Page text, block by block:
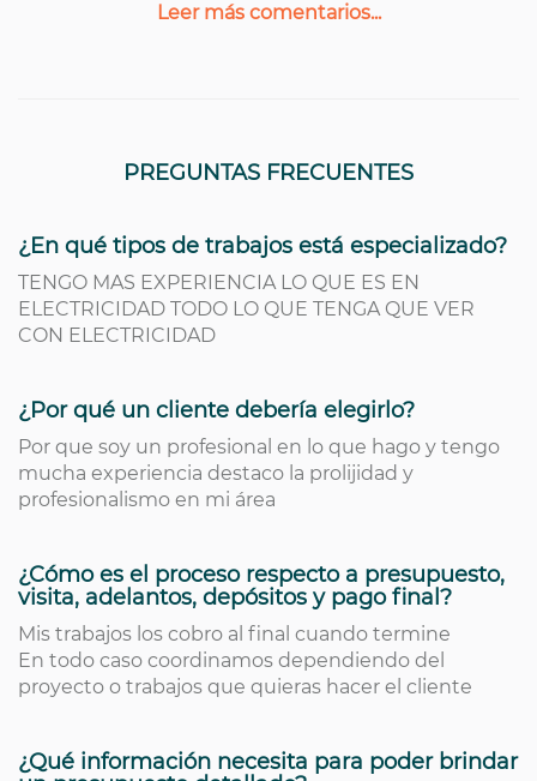
Leer más comentarios...
PREGUNTAS FRECUENTES
¿En qué tipos de trabajos está especializado?
TENGO MAS EXPERIENCIA LO QUE ES EN
ELECTRICIDAD TODO LO QUE TENGA QUE VER
CON ELECTRICIDAD
¿Por qué un cliente debería elegirlo?
Por que soy un profesional en lo que hago y tengo
mucha experiencia destaco la prolijidad y
profesionalismo en mi área
¿Cómo es el proceso respecto a presupuesto,
visita, adelantos, depósitos y pago final?
Mis trabajos los cobro al final cuando termine
En todo caso coordinamos dependiendo del
proyecto o trabajos que quieras hacer el cliente
¿Qué información necesita para poder brindar